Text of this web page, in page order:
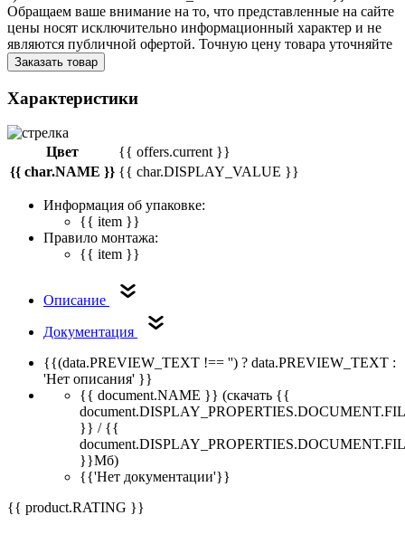
Обращаем ваше внимание на то, что представленные на сайте
цены носят исключительно информационный характер и не
являются публичной офертой. Точную цену товара уточняйте
Заказать товар
Характеристики
Цвет
{{ offers.current }}
{{ char.NAME }} {{ char.DISPLAY_VALUE }}
Информация об упаковке:
{{ item }}
Правило монтажа:
{{ item }}
Описание
Документация
{{(data.PREVIEW_TEXT !== '') ? data.PREVIEW_TEXT :
'Нет описания' }}
{{ document.NAME }} (скачать {{
}} / {{
}}Мб)
{{'Нет документации'}}
{{ product.RATING }}